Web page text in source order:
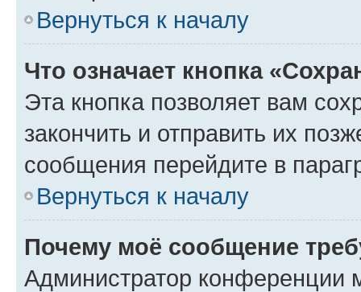
Вернуться к началу
Что означает кнопка
Эта кнопка позволяет вам
закончить и отправить их
сообщения перейдите в
Вернуться к началу
Почему моё сообщение
Администратор конференции